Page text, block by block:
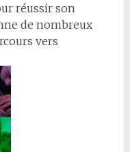
réussir son
de nombreux
vers